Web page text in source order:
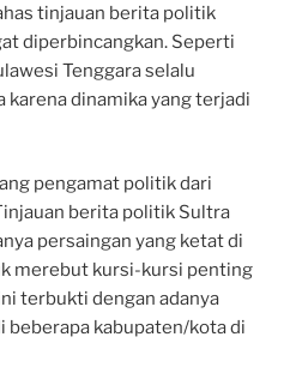
tinjauan berita politik
diperbincangkan. Seperti
Tenggara selalu
karena dinamika yang terjadi
pengamat politik dari
berita politik Sultra
persaingan yang ketat di
merebut kursi-kursi penting
terbukti dengan adanya
beberapa kabupaten/kota di